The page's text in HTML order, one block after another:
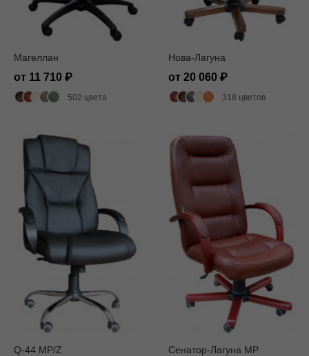
Магеллан
от 11 710
502 цвета
Нова-Лагуна
от 20 060
318 цветов
Q-44 MP/Z Сенатор-Лагуна MP